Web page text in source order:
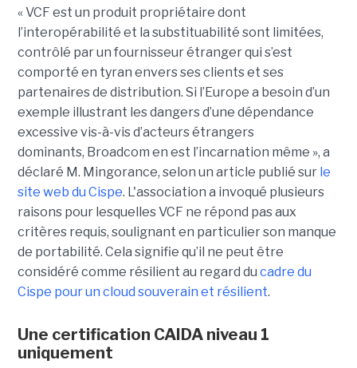
« VCF est un produit propriétaire dont
l’interopérabilité et la substituabilité sont limitées,
contrôlé par un fournisseur étranger qui s’est
comporté en tyran envers ses clients et ses
partenaires de distribution. Si l’Europe a besoin d’un
exemple illustrant les dangers d’une dépendance
excessive vis-à-vis d’acteurs étrangers
dominants, Broadcom en est l’incarnation même », a
déclaré M. Mingorance, selon un article publié sur le
site web du Cispe. L'association a invoqué plusieurs
raisons pour lesquelles VCF ne répond pas aux
critères requis, soulignant en particulier son manque
de portabilité. Cela signifie qu’il ne peut être
considéré comme résilient au regard du cadre du
Cispe pour un cloud souverain et résilient.
Une certification CAIDA niveau 1
uniquement